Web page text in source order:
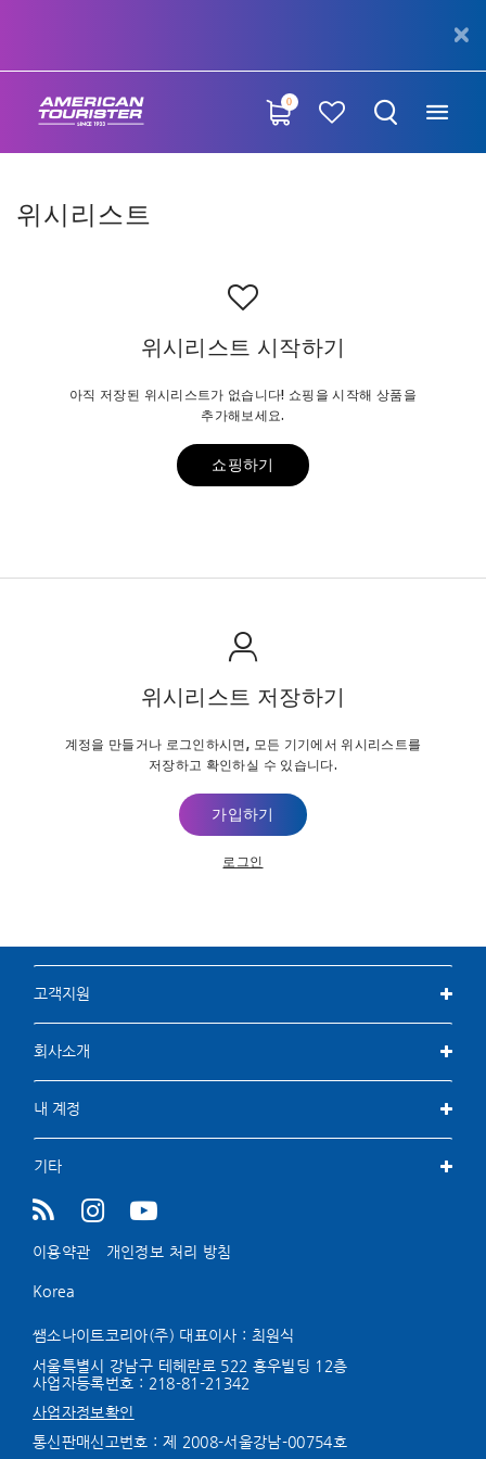
0
위시리스트
위시리스트 시작하기
아직 저장된 위시리스트가 없습니다! 쇼핑을 시작해 상품을
추가해보세요.
쇼핑하기
위시리스트 저장하기
계정을 만들거나 로그인하시면, 모든 기기에서 위시리스트를
저장하고 확인하실 수 있습니다.
가입하기
로그인
고객지원
회사소개
내 계정
기타
이용약관 개인정보 처리 방침
Korea
쌤소나이트코리아(주) 대표이사 : 최원식
서울특별시 강남구 테헤란로 522 홍우빌딩 12층
사업자등록번호 : 218-81-21342
사업자정보확인
통신판매신고번호 : 제 2008-서울강남-00754호